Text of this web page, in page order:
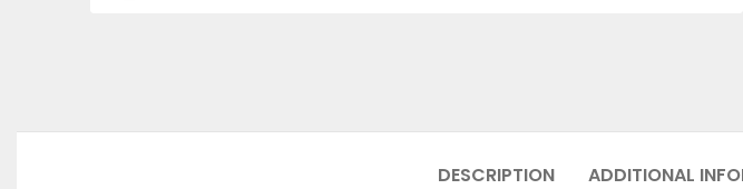
DESCRIPTION ADDITIONAL